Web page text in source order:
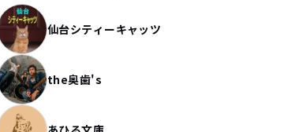
仙台シティーキャッツ
the奥歯's